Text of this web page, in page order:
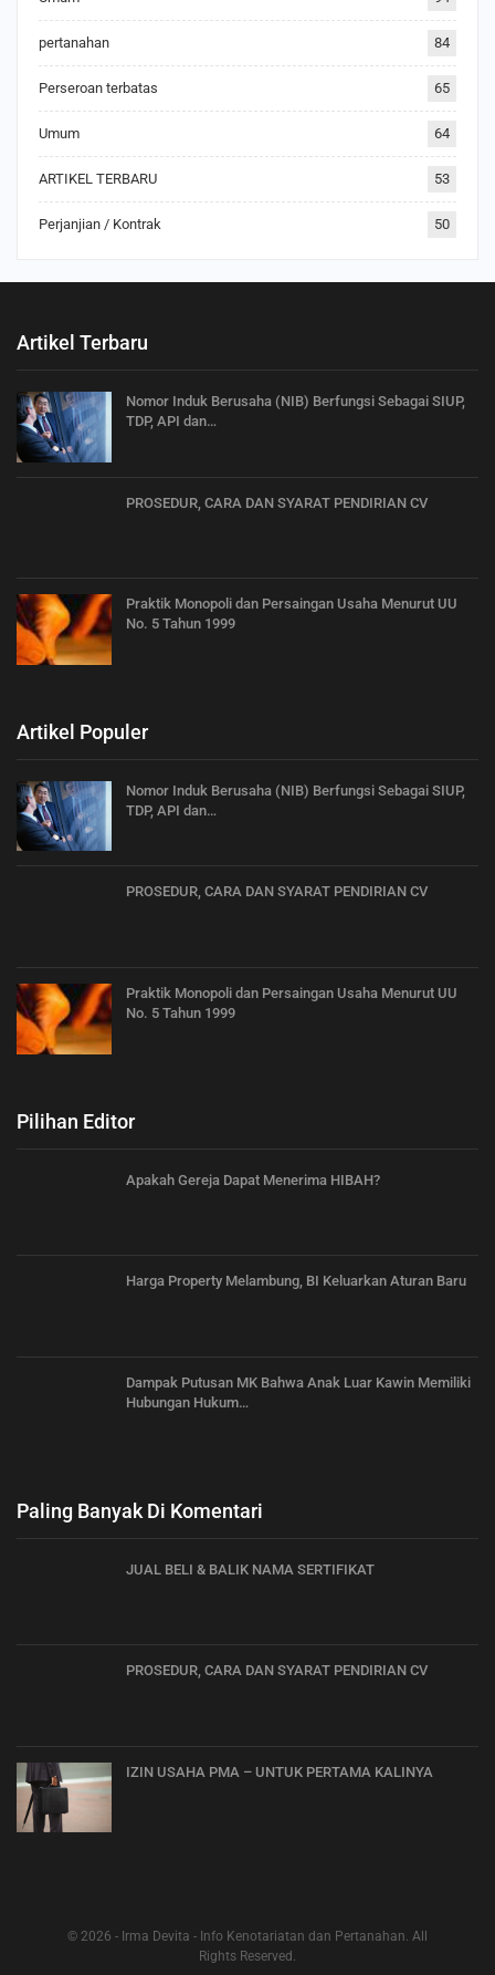
pertanahan 84
Perseroan terbatas 65
Umum 64
ARTIKEL TERBARU 53
Perjanjian / Kontrak 50
Artikel Terbaru
Nomor Induk Berusaha (NIB) Berfungsi Sebagai SIUP,
TDP, API dan…
PROSEDUR, CARA DAN SYARAT PENDIRIAN CV
Praktik Monopoli dan Persaingan Usaha Menurut UU
No. 5 Tahun 1999
Artikel Populer
Nomor Induk Berusaha (NIB) Berfungsi Sebagai SIUP,
TDP, API dan…
PROSEDUR, CARA DAN SYARAT PENDIRIAN CV
Praktik Monopoli dan Persaingan Usaha Menurut UU
No. 5 Tahun 1999
Pilihan Editor
Apakah Gereja Dapat Menerima HIBAH?
Harga Property Melambung, BI Keluarkan Aturan Baru
Dampak Putusan MK Bahwa Anak Luar Kawin Memiliki
Hubungan Hukum…
Paling Banyak Di Komentari
JUAL BELI & BALIK NAMA SERTIFIKAT
PROSEDUR, CARA DAN SYARAT PENDIRIAN CV
IZIN USAHA PMA – UNTUK PERTAMA KALINYA
© 2026 - Irma Devita - Info Kenotariatan dan Pertanahan. All
Rights Reserved.